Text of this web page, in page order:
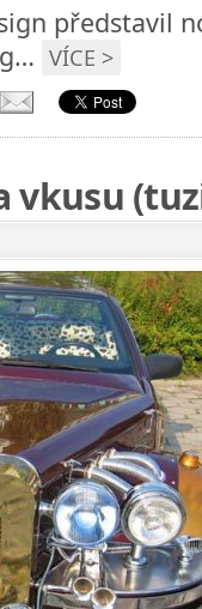
představil
VÍCE >
vkusu